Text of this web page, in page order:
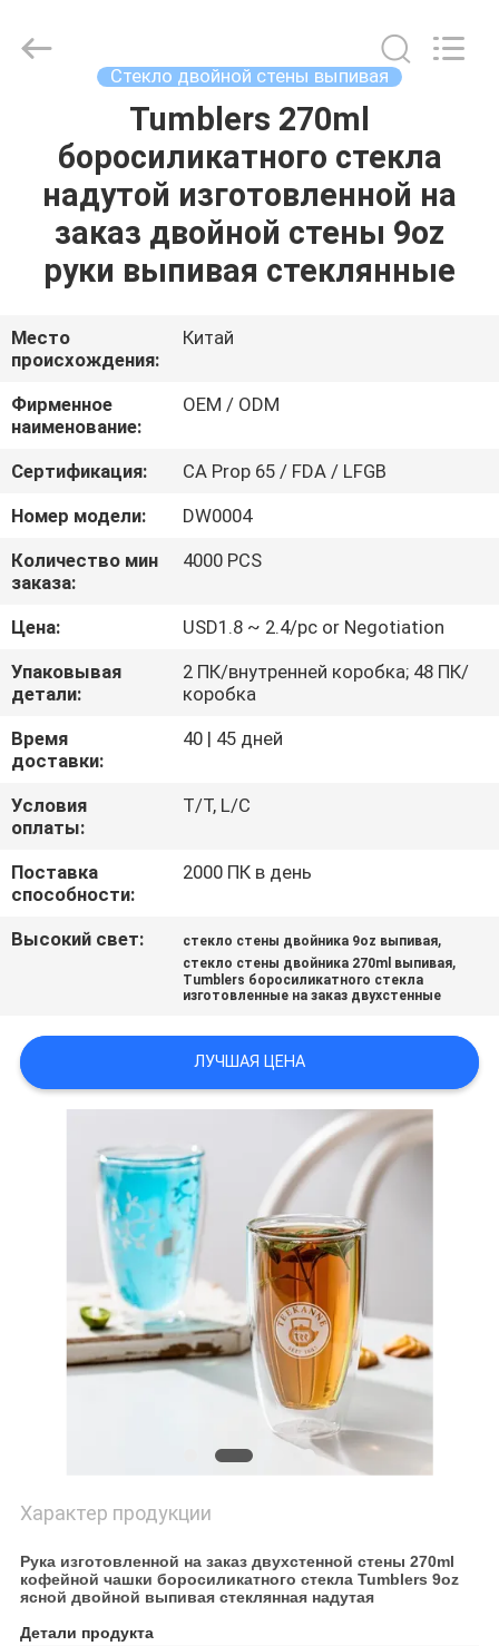
ПРОДУКТЫ
РОЛИКИ
О
НАС
ПУТЕШЕСТВИЕ
ФАБРИКИ
ПРОВЕРКА
КАЧЕСТВА
СВЯЖИТЕСЬ
МЫ
БЛОГ
КАРТА
САЙТА
PRIVACY
PRODUCTS
Стекло двойной стены выпивая
Tumblers 270ml
боросиликатного стекла
надутой изготовленной на
заказ двойной стены 9oz
руки выпивая стеклянные
Место
происхождения:
Китай
Фирменное
наименование:
OEM / ODM
Сертификация:
CA Prop 65 / FDA / LFGB
Номер модели:
DW0004
Количество мин
заказа:
4000 PCS
Цена:
USD1.8 ~ 2.4/pc or Negotiation
Упаковывая
детали:
2 ПК/внутренней коробка; 48 ПК/
коробка
Время
доставки:
40 | 45 дней
Условия
оплаты:
T/T, L/C
Поставка
способности:
2000 ПК в день
Высокий свет: стекло стены двойника 9oz выпивая,
стекло стены двойника 270ml выпивая,
Tumblers боросиликатного стекла
изготовленные на заказ двухстенные
ЛУЧШАЯ ЦЕНА
Характер продукции
Рука изготовленной на заказ двухстенной стены 270ml
кофейной чашки боросиликатного стекла Tumblers 9oz
ясной двойной выпивая стеклянная надутая
Детали продукта